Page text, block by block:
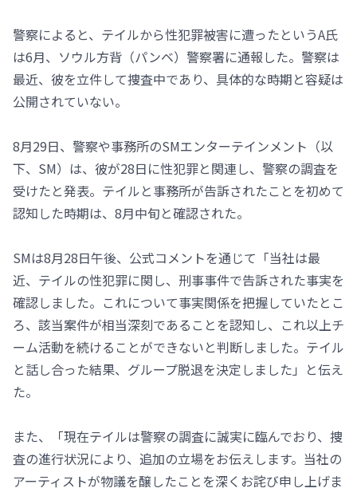
警察によると、テイルから性犯罪被害に遭ったというA氏
は6月、ソウル方背（パンベ）警察署に通報した。警察は
最近、彼を立件して捜査中であり、具体的な時期と容疑は
公開されていない。
8月29日、警察や事務所のSMエンターテインメント（以
下、SM）は、彼が28日に性犯罪と関連し、警察の調査を
受けたと発表。テイルと事務所が告訴されたことを初めて
認知した時期は、8月中旬と確認された。
SMは8月28日午後、公式コメントを通じて「当社は最
近、テイルの性犯罪に関し、刑事事件で告訴された事実を
確認しました。これについて事実関係を把握していたとこ
ろ、該当案件が相当深刻であることを認知し、これ以上チ
ーム活動を続けることができないと判断しました。テイル
と話し合った結果、グループ脱退を決定しました」と伝え
た。
また、「現在テイルは警察の調査に誠実に臨んでおり、捜
査の進行状況により、追加の立場をお伝えします。当社の
アーティストが物議を醸したことを深くお詫び申し上げま